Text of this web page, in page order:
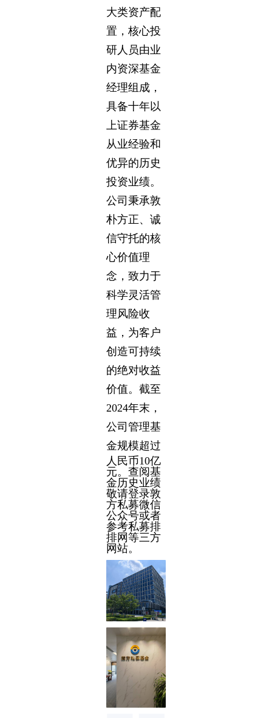
大类资产配
置，核心投
研人员由业
内资深基金
经理组成，
具备十年以
上证券基金
从业经验和
优异的历史
投资业绩。
公司秉承敦
朴方正、诚
信守托的核
心价值理
念，致力于
科学灵活管
理风险收
益，为客户
创造可持续
的绝对收益
价值。截至
2024年末，
公司管理基
金规模超过
人民币10亿
元。查阅基
金历史业绩
敬请登录敦
方私募微信
公众号或者
参考私募排
排网等三方
网站。